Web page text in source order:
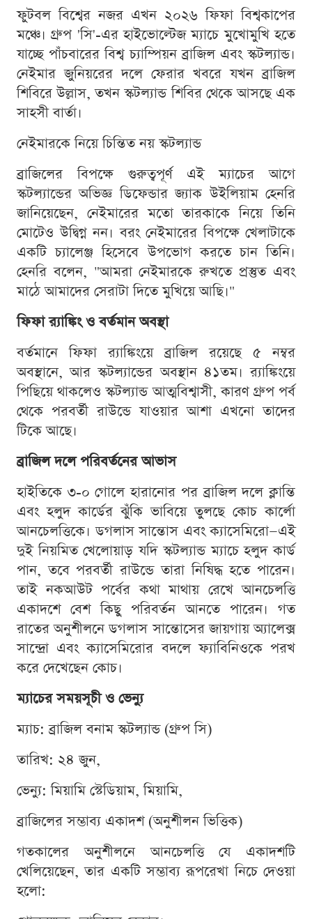
ফুটবল বিশ্বের নজর এখন ২০২৬ ফিফা বিশ্বকাপের
মঞ্চে। গ্রুপ 'সি'-এর হাইভোল্টেজ ম্যাচে মুখোমুখি হতে
যাচ্ছে পাঁচবারের বিশ্ব চ্যাম্পিয়ন ব্রাজিল এবং স্কটল্যান্ড।
নেইমার জুনিয়রের দলে ফেরার খবরে যখন ব্রাজিল
শিবিরে উল্লাস, তখন স্কটল্যান্ড শিবির থেকে আসছে এক
সাহসী বার্তা।
নেইমারকে নিয়ে চিন্তিত নয় স্কটল্যান্ড
ব্রাজিলের বিপক্ষে গুরুত্বপূর্ণ এই ম্যাচের আগে
স্কটল্যান্ডের অভিজ্ঞ ডিফেন্ডার জ্যাক উইলিয়াম হেনরি
জানিয়েছেন, নেইমারের মতো তারকাকে নিয়ে তিনি
মোটেও উদ্বিগ্ন নন। বরং নেইমারের বিপক্ষে খেলাটাকে
একটি চ্যালেঞ্জ হিসেবে উপভোগ করতে চান তিনি।
হেনরি বলেন, "আমরা নেইমারকে রুখতে প্রস্তুত এবং
মাঠে আমাদের সেরাটা দিতে মুখিয়ে আছি।"
ফিফা র‍্যাঙ্কিং ও বর্তমান অবস্থা
বর্তমানে ফিফা র‍্যাঙ্কিংয়ে ব্রাজিল রয়েছে ৫ নম্বর
অবস্থানে, আর স্কটল্যান্ডের অবস্থান ৪১তম। র‍্যাঙ্কিংয়ে
পিছিয়ে থাকলেও স্কটল্যান্ড আত্মবিশ্বাসী, কারণ গ্রুপ পর্ব
থেকে পরবর্তী রাউন্ডে যাওয়ার আশা এখনো তাদের
টিকে আছে।
ব্রাজিল দলে পরিবর্তনের আভাস
হাইতিকে ৩-০ গোলে হারানোর পর ব্রাজিল দলে ক্লান্তি
এবং হলুদ কার্ডের ঝুঁকি ভাবিয়ে তুলছে কোচ কার্লো
আনচেলত্তিকে। ডগলাস সান্তোস এবং ক্যাসেমিরো—এই
দুই নিয়মিত খেলোয়াড় যদি স্কটল্যান্ড ম্যাচে হলুদ কার্ড
পান, তবে পরবর্তী রাউন্ডে তারা নিষিদ্ধ হতে পারেন।
তাই নকআউট পর্বের কথা মাথায় রেখে আনচেলত্তি
একাদশে বেশ কিছু পরিবর্তন আনতে পারেন। গত
রাতের অনুশীলনে ডগলাস সান্তোসের জায়গায় অ্যালেক্স
সান্দ্রো এবং ক্যাসেমিরোর বদলে ফ্যাবিনিওকে পরখ
করে দেখেছেন কোচ।
ম্যাচের সময়সূচী ও ভেন্যু
ম্যাচ: ব্রাজিল বনাম স্কটল্যান্ড (গ্রুপ সি)
তারিখ: ২৪ জুন,
ভেন্যু: মিয়ামি স্টেডিয়াম, মিয়ামি,
ব্রাজিলের সম্ভাব্য একাদশ (অনুশীলন ভিত্তিক)
গতকালের অনুশীলনে আনচেলত্তি যে একাদশটি
খেলিয়েছেন, তার একটি সম্ভাব্য রূপরেখা নিচে দেওয়া
হলো: